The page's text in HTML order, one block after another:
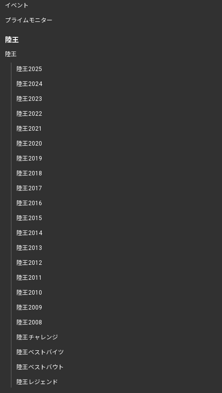
イベント
プライムモニター
陸王
陸王
陸王2025
陸王2024
陸王2023
陸王2022
陸王2021
陸王2020
陸王2019
陸王2018
陸王2017
陸王2016
陸王2015
陸王2014
陸王2013
陸王2012
陸王2011
陸王2010
陸王2009
陸王2008
陸王チャレンジ
陸王ベストバイツ
陸王ベストバウト
陸王レジェンド